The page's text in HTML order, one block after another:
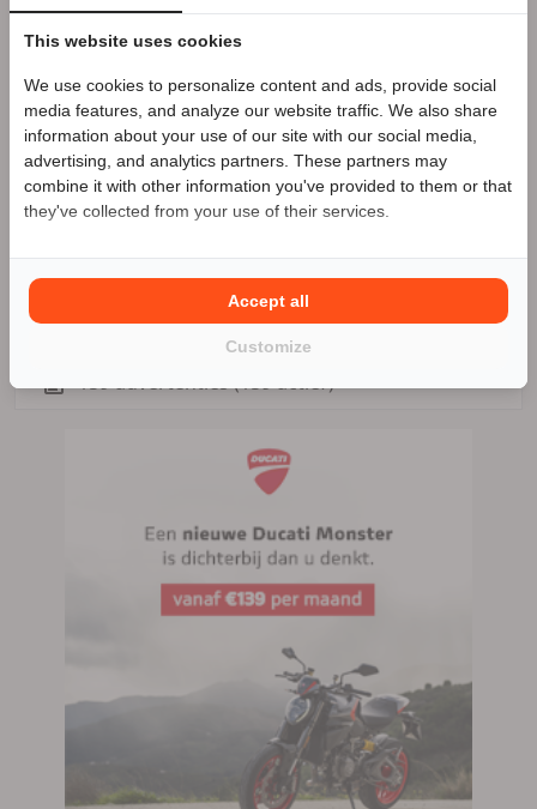
verkoop@motorvenray.nl
Motor Venray Zakelijke aanbieder
Meer advertenties
Venray (Oostrum)
0478 588 588
159 advertenties (159 actief)
Speciale Motor2go prijs
Benieuwd naar de speciale Motor2go prijs? Bel
588 588
This website uses cookies
We use cookies to personalize content and ads, provide social
media features, and analyze our website traffic. We also share
information about your use of our site with our social media,
advertising, and analytics partners. These partners may
combine it with other information you've provided to them or that
they've collected from your use of their services.
Customize
Accept all